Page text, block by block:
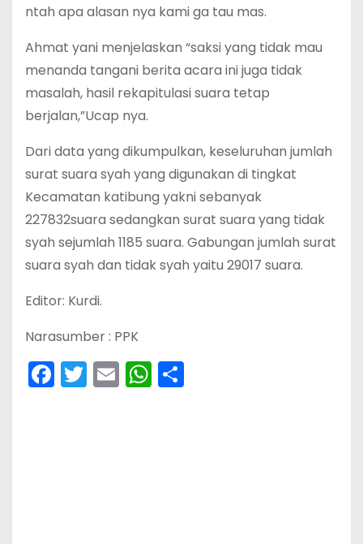
ntah apa alasan nya kami ga tau mas.
Ahmat yani menjelaskan “saksi yang tidak mau
menanda tangani berita acara ini juga tidak
masalah, hasil rekapitulasi suara tetap
berjalan,”Ucap nya.
Dari data yang dikumpulkan, keseluruhan jumlah
surat suara syah yang digunakan di tingkat
Kecamatan katibung yakni sebanyak
227832suara sedangkan surat suara yang tidak
syah sejumlah 1185 suara. Gabungan jumlah surat
suara syah dan tidak syah yaitu 29017 suara.
Editor: Kurdi.
Narasumber : PPK
F T E W